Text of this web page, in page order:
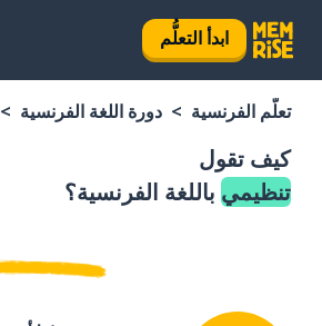
ابدأ التعلُّم
تعلَّم الفرنسية دورة اللغة الفرنسية
كيف تقول
تنظيمي باللغة الفرنسية؟